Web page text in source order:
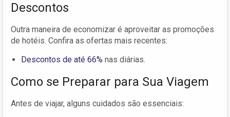
Descontos
Outra maneira de economizar é aproveitar as promoções
de hotéis. Confira as ofertas mais recentes:
Descontos de até 66% nas diárias.
Como se Preparar para Sua Viagem
Antes de viajar, alguns cuidados são essenciais: